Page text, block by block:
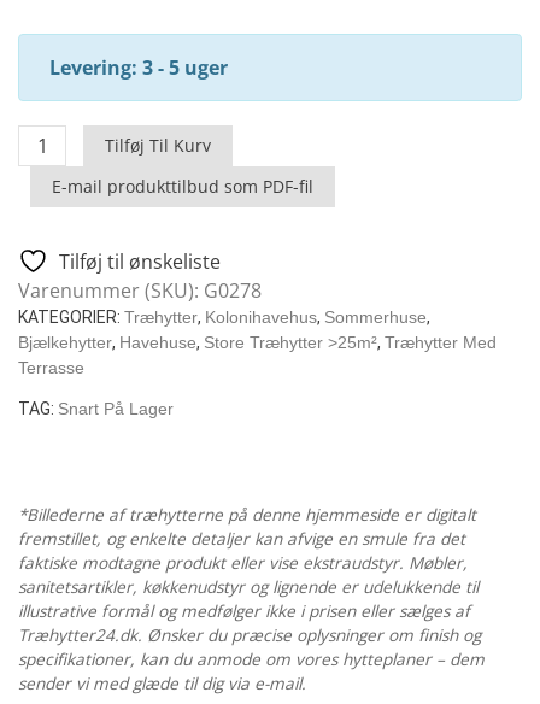
Levering: 3 - 5 uger
Edward
-
Træhytte
2
Værelser
Og
Veranda
/
37
X
13
M
/
70
MM
antal
Tilføj Til Kurv
E-mail produkttilbud som PDF-fil
Tilføj til ønskeliste
Varenummer (SKU): G0278
KATEGORIER: Træhytter, Kolonihavehus, Sommerhuse,
Bjælkehytter, Havehuse, Store Træhytter >25m², Træhytter Med
Terrasse
TAG: Snart På Lager
*Billederne af træhytterne på denne hjemmeside er digitalt
fremstillet, og enkelte detaljer kan afvige en smule fra det
faktiske modtagne produkt eller vise ekstraudstyr. Møbler,
sanitetsartikler, køkkenudstyr og lignende er udelukkende til
illustrative formål og medfølger ikke i prisen eller sælges af
Træhytter24.dk. Ønsker du præcise oplysninger om finish og
specifikationer, kan du anmode om vores hytteplaner – dem
sender vi med glæde til dig via e-mail.